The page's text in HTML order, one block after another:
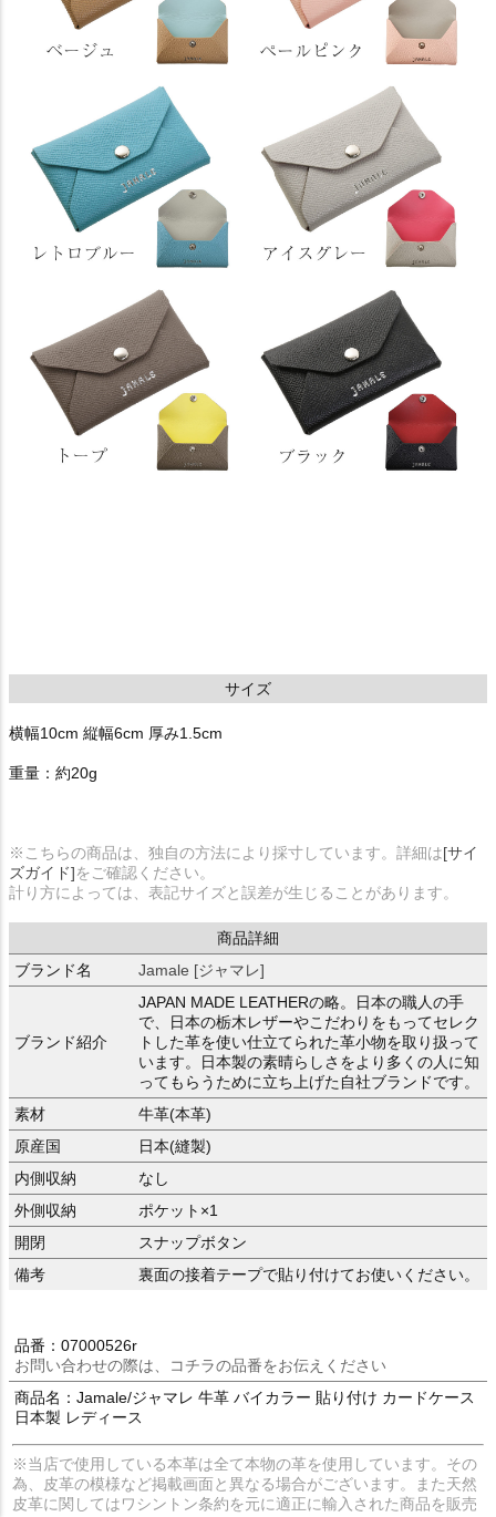
サイズ
横幅10cm 縦幅6cm 厚み1.5cm
重量：約20g
※こちらの商品は、独自の方法により採寸しています。詳細は[サイ
ズガイド]をご確認ください。
計り方によっては、表記サイズと誤差が生じることがあります。
商品詳細
ブランド名
Jamale [ジャマレ]
ブランド紹介
JAPAN MADE LEATHERの略。日本の職人の手
で、日本の栃木レザーやこだわりをもってセレク
トした革を使い仕立てられた革小物を取り扱って
います。日本製の素晴らしさをより多くの人に知
ってもらうために立ち上げた自社ブランドです。
素材
牛革(本革)
原産国
日本(縫製)
内側収納
なし
外側収納
ポケット×1
開閉
スナップボタン
備考
裏面の接着テープで貼り付けてお使いください。
品番：07000526r
お問い合わせの際は、コチラの品番をお伝えください
商品名：Jamale/ジャマレ 牛革 バイカラー 貼り付け カードケース
日本製 レディース
※当店で使用している本革は全て本物の革を使用しています。その
為、皮革の模様など掲載画面と異なる場合がございます。また天然
皮革に関してはワシントン条約を元に適正に輸入された商品を販売